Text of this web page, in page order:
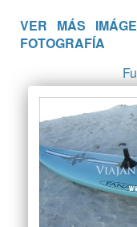
VER MÁS
FOTOGRAFÍA